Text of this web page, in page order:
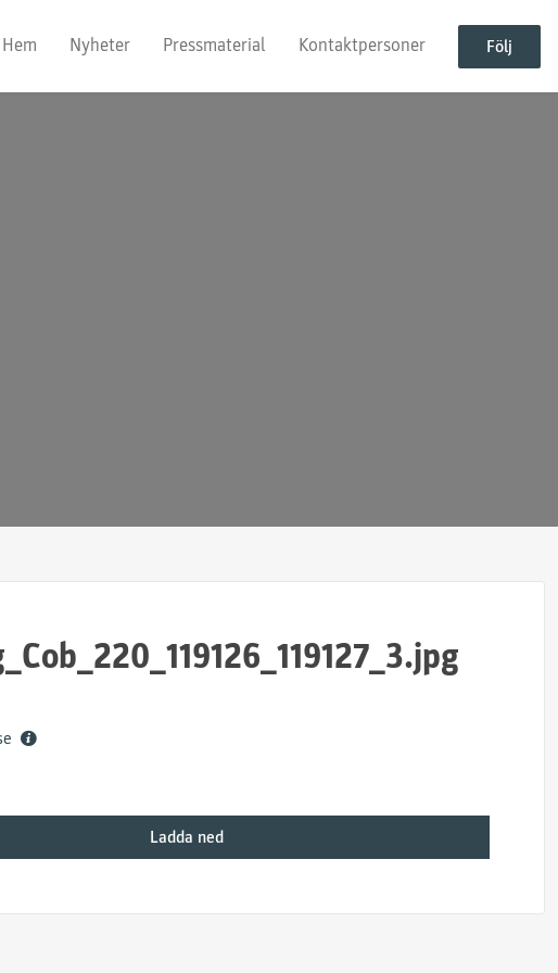
Hem Nyheter Pressmaterial Kontaktpersoner Följ
Ladda ned